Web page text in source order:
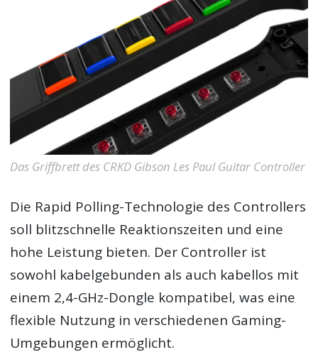
Das Griffbrett des CRKD Gibson Les Paul Guitar Controller
Die Rapid Polling-Technologie des Controllers
soll blitzschnelle Reaktionszeiten und eine
hohe Leistung bieten. Der Controller ist
sowohl kabelgebunden als auch kabellos mit
einem 2,4-GHz-Dongle kompatibel, was eine
flexible Nutzung in verschiedenen Gaming-
Umgebungen ermöglicht.